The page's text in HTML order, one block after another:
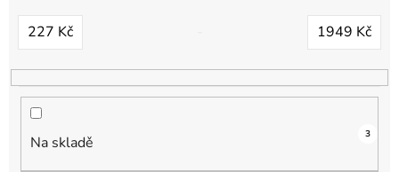
d
k
t
227 Kč 1949 Kč
Na skladě 3